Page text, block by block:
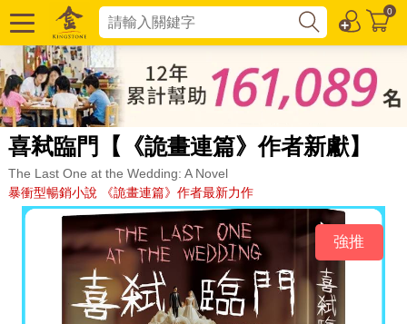
0
喜弒臨門【《詭畫連篇》作者新獻】
The Last One at the Wedding: A Novel
暴衝型暢銷小說 《詭畫連篇》作者最新力作
強推